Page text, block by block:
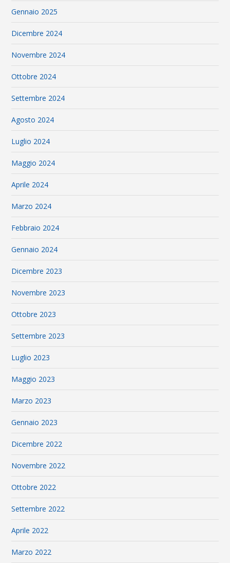
Gennaio 2025
Dicembre 2024
Novembre 2024
Ottobre 2024
Settembre 2024
Agosto 2024
Luglio 2024
Maggio 2024
Aprile 2024
Marzo 2024
Febbraio 2024
Gennaio 2024
Dicembre 2023
Novembre 2023
Ottobre 2023
Settembre 2023
Luglio 2023
Maggio 2023
Marzo 2023
Gennaio 2023
Dicembre 2022
Novembre 2022
Ottobre 2022
Settembre 2022
Aprile 2022
Marzo 2022